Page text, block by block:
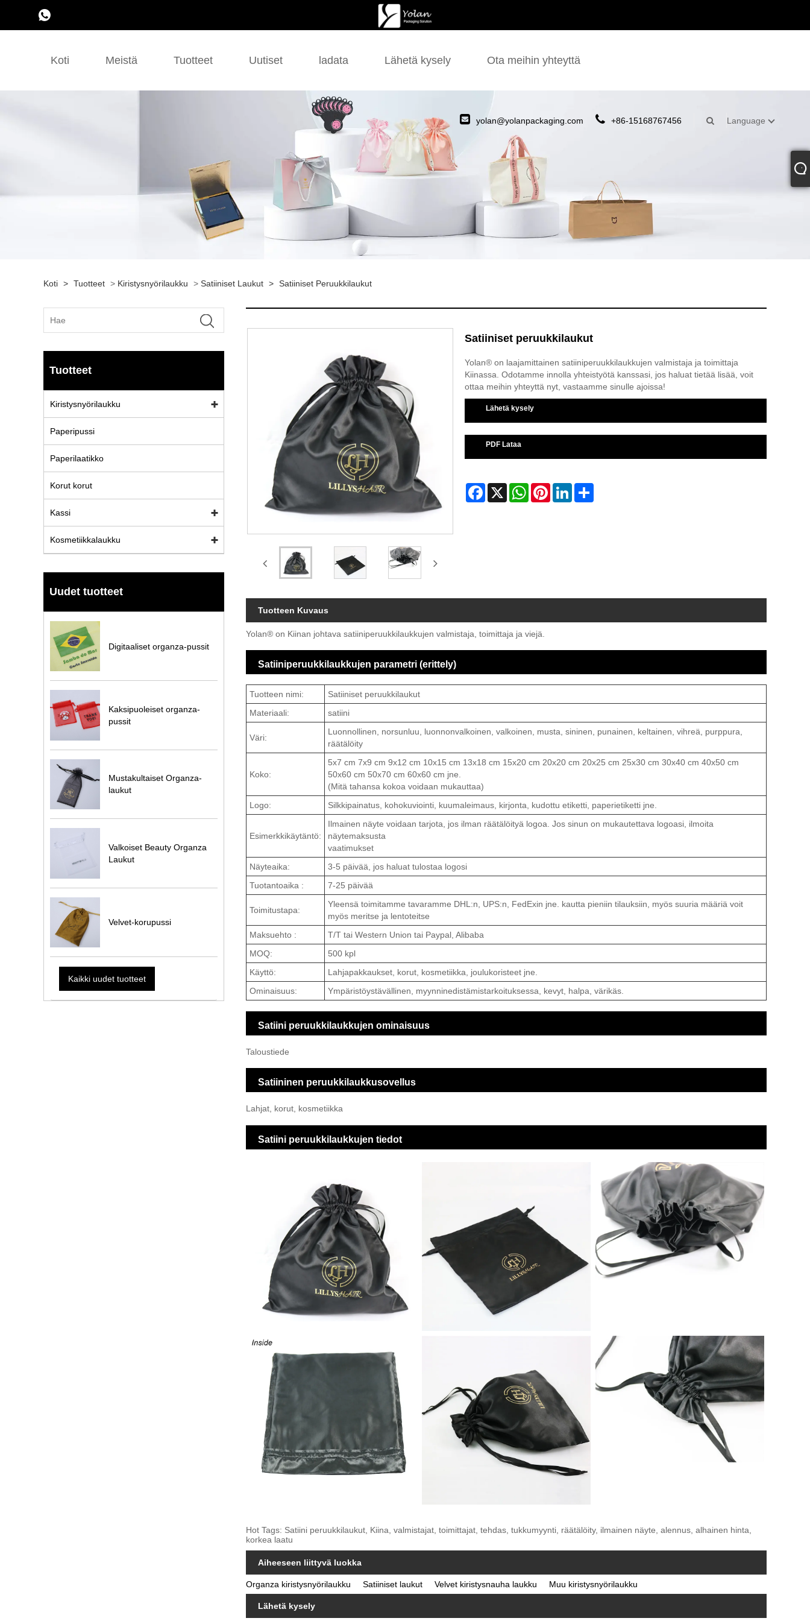
Koti Meistä Tuotteet Uutiset ladata Lähetä kysely Ota meihin yhteyttä
yolan@yolanpackaging.com +86-15168767456 Language
Koti > Tuotteet > Kiristysnyörilaukku > Satiiniset Laukut > Satiiniset Peruukkilaukut
Tuotteet
Kiristysnyörilaukku
Paperipussi
Paperilaatikko
Korut korut
Kassi
Kosmetiikkalaukku
Uudet tuotteet
Digitaaliset organza-pussit
Kaksipuoleiset organza-
pussit
Mustakultaiset Organza-
laukut
Valkoiset Beauty Organza
Laukut
Velvet-korupussi
Kaikki uudet tuotteet
Satiiniset peruukkilaukut
Yolan® on laajamittainen satiiniperuukkilaukkujen valmistaja ja toimittaja
Kiinassa. Odotamme innolla yhteistyötä kanssasi, jos haluat tietää lisää, voit
ottaa meihin yhteyttä nyt, vastaamme sinulle ajoissa!
Lähetä kysely
PDF Lataa
Facebook
X WhatsAppPinterestLinkedInShare
Tuotteen Kuvaus
Yolan® on Kiinan johtava satiiniperuukkilaukkujen valmistaja, toimittaja ja viejä.
Satiiniperuukkilaukkujen parametri (erittely)
Tuotteen nimi:
Satiiniset peruukkilaukut
Materiaali:
satiini
Väri:
Luonnollinen, norsunluu, luonnonvalkoinen, valkoinen, musta, sininen, punainen, keltainen, vihreä, purppura,
räätälöity
Koko:
5x7 cm 7x9 cm 9x12 cm 10x15 cm 13x18 cm 15x20 cm 20x20 cm 20x25 cm 25x30 cm 30x40 cm 40x50 cm
50x60 cm 50x70 cm 60x60 cm jne.
(Mitä tahansa kokoa voidaan mukauttaa)
Logo:
Silkkipainatus, kohokuviointi, kuumaleimaus, kirjonta, kudottu etiketti, paperietiketti jne.
Esimerkkikäytäntö:
Ilmainen näyte voidaan tarjota, jos ilman räätälöityä logoa. Jos sinun on mukautettava logoasi, ilmoita
näytemaksusta
vaatimukset
Näyteaika:
3-5 päivää, jos haluat tulostaa logosi
Tuotantoaika :
7-25 päivää
Toimitustapa:
Yleensä toimitamme tavaramme DHL:n, UPS:n, FedExin jne. kautta pieniin tilauksiin, myös suuria määriä voit
myös meritse ja lentoteitse
Maksuehto :
T/T tai Western Union tai Paypal, Alibaba
MOQ:
500 kpl
Käyttö:
Lahjapakkaukset, korut, kosmetiikka, joulukoristeet jne.
Ominaisuus:
Ympäristöystävällinen, myynninedistämistarkoituksessa, kevyt, halpa, värikäs.
Satiini peruukkilaukkujen ominaisuus
Taloustiede
Satiininen peruukkilaukkusovellus
Lahjat, korut, kosmetiikka
Satiini peruukkilaukkujen tiedot
Hot Tags: Satiini peruukkilaukut, Kiina, valmistajat, toimittajat, tehdas, tukkumyynti, räätälöity, ilmainen näyte, alennus, alhainen hinta,
korkea laatu
Aiheeseen liittyvä luokka
Organza kiristysnyörilaukku Satiiniset laukut Velvet kiristysnauha laukku Muu kiristysnyörilaukku
Lähetä kysely